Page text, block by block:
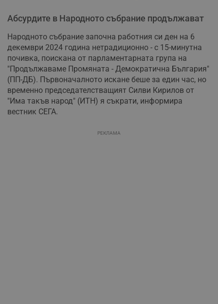
Абсурдите в Народното събрание продължават
Народното събрание започна работния си ден на 6
декември 2024 година нетрадиционно - с 15-минутна
почивка, поискана от парламентарната група на
"Продължаваме Промяната - Демократична България"
(ПП-ДБ). Първоначалното искане беше за един час, но
временно председателстващият Силви Кирилов от
"Има такъв народ" (ИТН) я съкрати, информира
вестник СЕГА.
РЕКЛАМА